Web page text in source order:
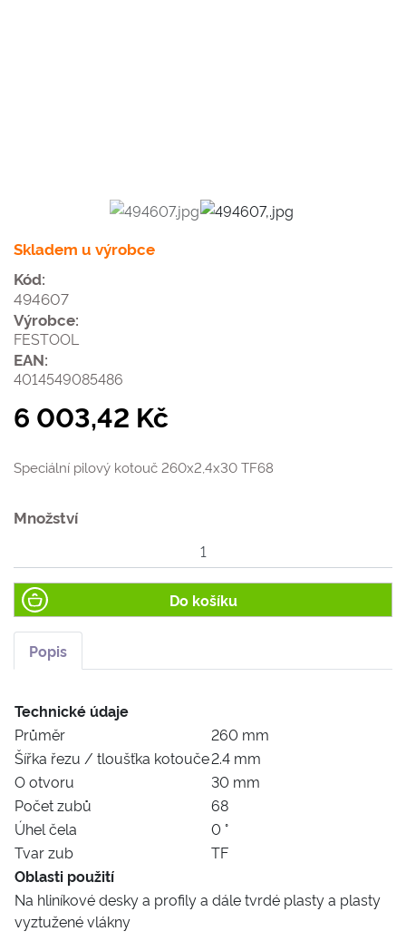
Skladem u výrobce
Kód:
494607
Výrobce:
FESTOOL
EAN:
4014549085486
6 003,42 Kč
Speciální pilový kotouč 260x2,4x30 TF68
Množství
Do košíku
Popis
Technické údaje
Průměr
260 mm
Šířka řezu / tloušťka kotouče2.4 mm
O otvoru
30 mm
Počet zubů
68
Úhel čela
0 °
Tvar zub
TF
Oblasti použití
Na hliníkové desky a profily a dále tvrdé plasty a plasty
vyztužené vlákny